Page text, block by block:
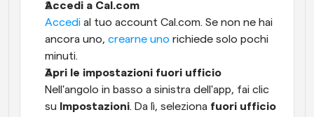
Accedi a Cal.com
Accedi al tuo account Cal.com. Se non ne hai
ancora uno, crearne uno richiede solo pochi
minuti.
Apri le impostazioni fuori ufficio
Nell'angolo in basso a sinistra dell'app, fai clic
su
Impostazioni. Da lì, seleziona fuori ufficio